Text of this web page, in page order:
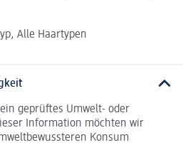
Alle Haartypen
geprüftes Umwelt- oder
Information möchten wir
Konsum